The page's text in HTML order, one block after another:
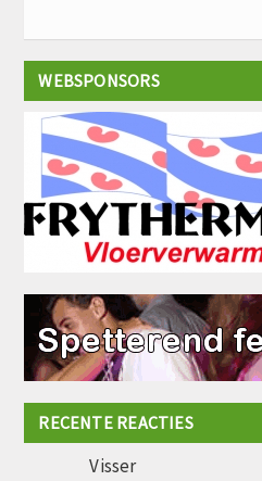
WEBSPONSORS
RECENTE REACTIES
Visser